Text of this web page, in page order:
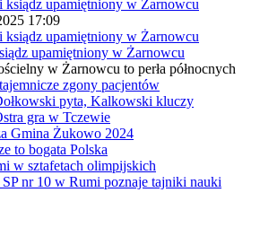
17:09
upamiętniony w Żarnowcu
w Żarnowcu to perła północnych
zgony pacjentów
pyta, Kalkowski kluczy
gra w Tczewie
Gmina Żukowo 2024
to bogata Polska
w sztafetach olimpijskich
nr 10 w Rumi poznaje tajniki nauki